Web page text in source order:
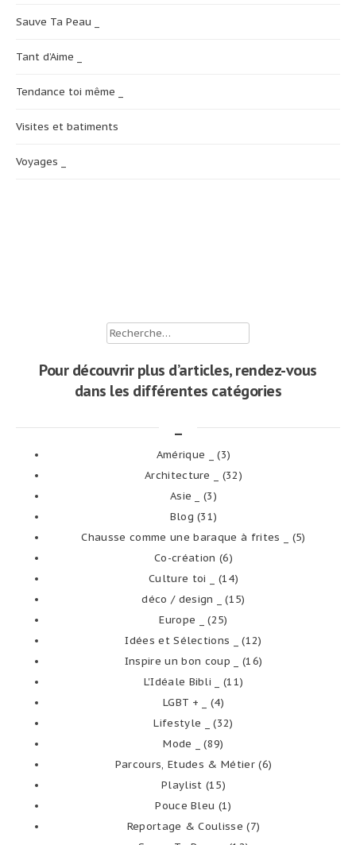
Sauve Ta Peau _
Tant d’Aime _
Tendance toi même _
Visites et batiments
Voyages _
Rechercher :
Pour découvrir plus d’articles, rendez-vous
dans les différentes catégories
Amérique _
(3)
Architecture _
(32)
Asie _
(3)
Blog (31)
Chausse comme une baraque à frites _
(5)
Co-création (6)
Culture toi _
(14)
déco / design _
(15)
Europe _
(25)
Idées et Sélections _
(12)
Inspire un bon coup _
(16)
L'Idéale Bibli _
(11)
LGBT + _
(4)
Lifestyle _
(32)
Mode _
(89)
Parcours, Etudes & Métier(6)
Playlist (15)
Pouce Bleu (1)
Reportage & Coulisse (7)